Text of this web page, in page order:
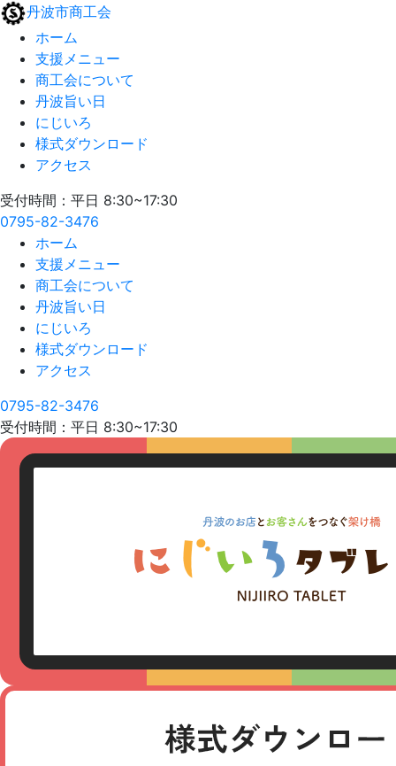
丹波市商工会
ホーム
支援メニュー
商工会について
丹波旨い日
にじいろ
様式ダウンロード
アクセス
受付時間：平日 8:30~17:30
0795-82-3476
ホーム
支援メニュー
商工会について
丹波旨い日
にじいろ
様式ダウンロード
アクセス
0795-82-3476
受付時間：平日 8:30~17:30